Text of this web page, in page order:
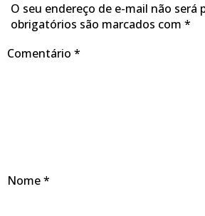
O seu endereço de e-mail não será
obrigatórios são marcados com *
Comentário *
Nome*